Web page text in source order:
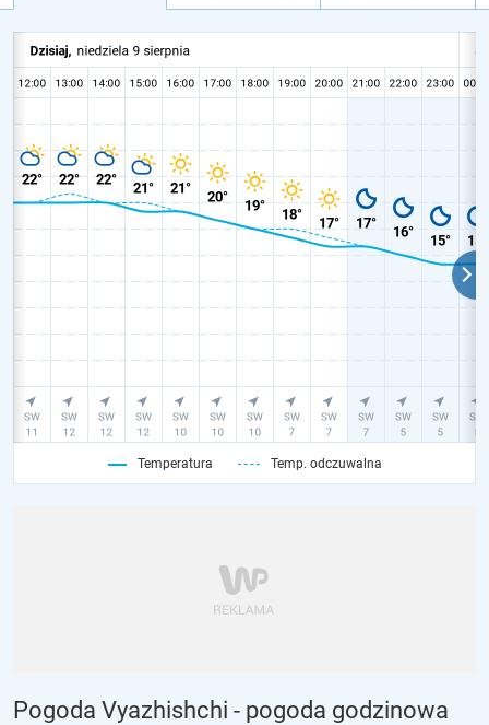
Temperatura Temp. odczuwalna
Pogoda Vyazhishchi - pogoda godzinowa